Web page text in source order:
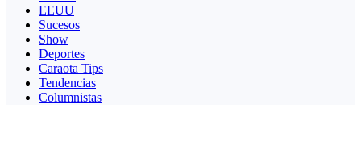
EEUU
Sucesos
Show
Deportes
Caraota Tips
Tendencias
Columnistas